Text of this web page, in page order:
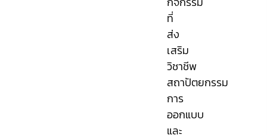
ที่
ส่ง
เสริม
วิชาชีพ
สถาปัตยกรรม
การ
ออกแบบ
และ